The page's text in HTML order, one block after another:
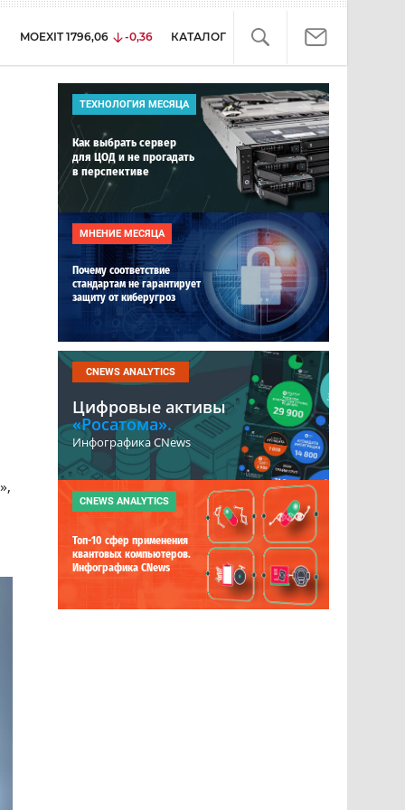
MOEXIT 1796,06 -0,36 КАТАЛОГ
»,
ТЕХНОЛОГИЯ МЕСЯЦА
Как выбрать сервер
для ЦОД и не прогадать
в перспективе
МНЕНИЕ МЕСЯЦА
Почему соответствие
стандартам не гарантирует
защиту от киберугроз
CNEWS ANALYTICS
Цифровые активы
«Росатома».
Инфографика CNews
CNEWS ANALYTICS
Топ-10 сфер применения
квантовых компьютеров.
Инфографика CNews